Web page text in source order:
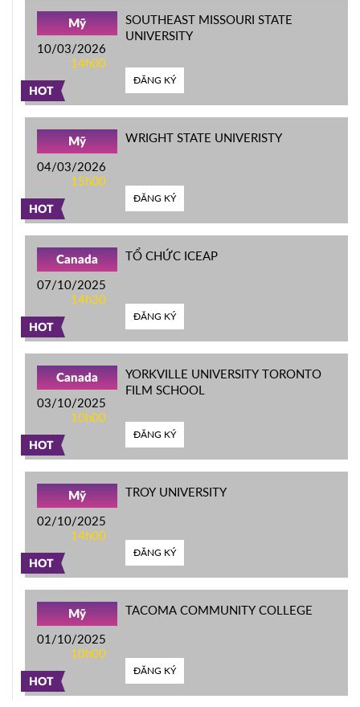
HOT
Mỹ
10/03/2026
14h00
SOUTHEAST MISSOURI STATE
UNIVERSITY
ĐĂNG KÝ
HOT
Mỹ
04/03/2026
15h00
WRIGHT STATE UNIVERISTY
ĐĂNG KÝ
HOT
Canada
07/10/2025
14h30
TỔ CHỨC ICEAP
ĐĂNG KÝ
HOT
Canada
03/10/2025
10h00
YORKVILLE UNIVERSITY TORONTO
FILM SCHOOL
ĐĂNG KÝ
HOT
Mỹ
02/10/2025
14h00
TROY UNIVERSITY
ĐĂNG KÝ
HOT
Mỹ
01/10/2025
10h00
TACOMA COMMUNITY COLLEGE
ĐĂNG KÝ